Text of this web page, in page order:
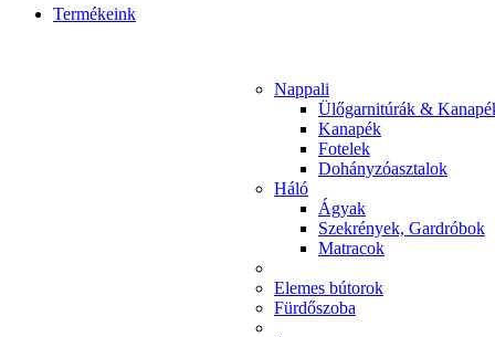
Termékeink
Nappali
Ülőgarnitúrák &
Kanapék
Fotelek
Dohányzóasztalok
Háló
Ágyak
Szekrények, Gardróbok
Matracok
Elemes bútorok
Fürdőszoba